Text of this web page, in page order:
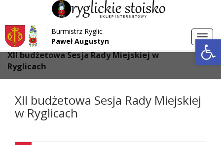
Przejdź do menu
Przejdź do głównej treści strony
Przejdź do stopki strony
Burmistrz Ryglic
Paweł Augustyn
Strona główna > Aktualności
XII budżetowa Sesja Rady Miejskiej w
Ryglicach
XII budżetowa Sesja Rady Miejskiej
w Ryglicach